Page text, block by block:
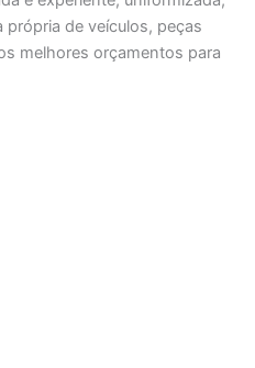
de veículos, peças
melhores orçamentos para